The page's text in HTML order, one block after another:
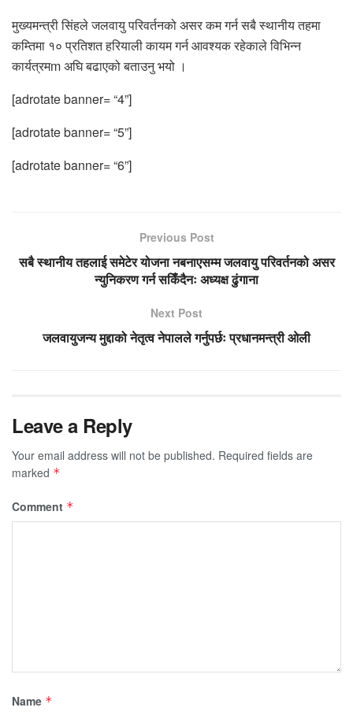
मुख्यमन्त्री सिंहले जलवायु परिवर्तनको असर कम गर्न सबै स्थानीय तहमा
कम्तिमा १० प्रतिशत हरियाली कायम गर्न आवश्यक रहेकाले विभिन्न
कार्यत्रमm अघि बढाएको बताउनु भयो ।
[adrotate banner= “4”]
[adrotate banner= “5”]
[adrotate banner= “6”]
Previous Post
सबै स्थानीय तहलाई समेटेर योजना नबनाएसम्म जलवायु परिवर्तनको असर
न्युनिकरण गर्न सकिँदैनः अध्यक्ष ढुंगाना
Next Post
जलवायुजन्य मुद्दाको नेतृत्व नेपालले गर्नुपर्छः प्रधानमन्त्री ओली
Leave a Reply
Your email address will not be published. Required fields are
marked *
Comment *
Name *